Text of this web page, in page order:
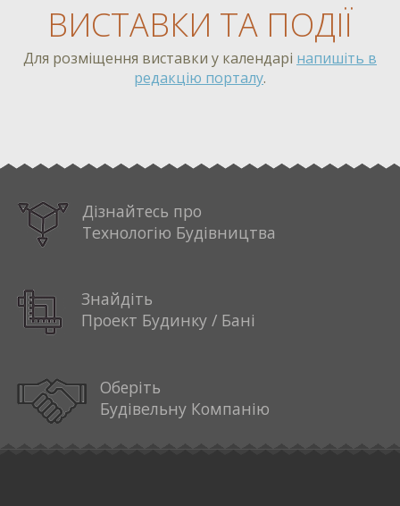
ВИСТАВКИ ТА ПОДІЇ
Для розміщення виставки у календарі напишіть в
редакцію порталу.
Дізнайтесь про
Технологію Будівництва
Знайдіть
Проект Будинку / Бані
Оберіть
Будівельну Компанію